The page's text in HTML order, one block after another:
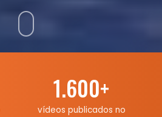
1.600+
vídeos publicados no